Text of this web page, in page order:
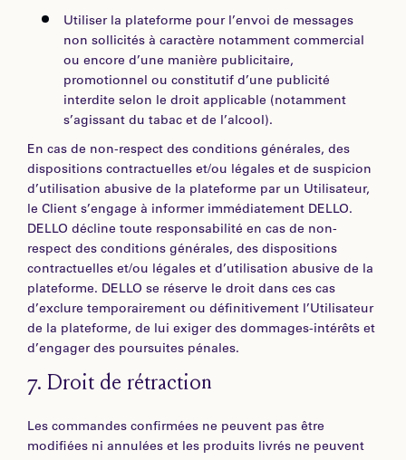
Utiliser la plateforme pour l’envoi de messages
non sollicités à caractère notamment commercial
ou encore d’une manière publicitaire,
promotionnel ou constitutif d’une publicité
interdite selon le droit applicable (notamment
s’agissant du tabac et de l’alcool).
En cas de non-respect des conditions générales, des
dispositions contractuelles et/ou légales et de suspicion
d’utilisation abusive de la plateforme par un Utilisateur,
le Client s’engage à informer immédiatement DELLO.
DELLO décline toute responsabilité en cas de non-
respect des conditions générales, des dispositions
contractuelles et/ou légales et d’utilisation abusive de la
plateforme. DELLO se réserve le droit dans ces cas
d’exclure temporairement ou définitivement l’Utilisateur
de la plateforme, de lui exiger des dommages-intérêts et
d’engager des poursuites pénales.
7. Droit de rétraction
Les commandes confirmées ne peuvent pas être
modifiées ni annulées et les produits livrés ne peuvent